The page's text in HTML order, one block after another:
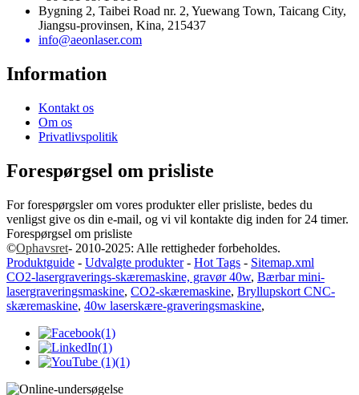
Bygning 2, Taibei Road nr. 2, Yuewang Town, Taicang City,
Jiangsu-provinsen, Kina, 215437
info@aeonlaser.com
Information
Kontakt os
Om os
Privatlivspolitik
Forespørgsel om prisliste
For forespørgsler om vores produkter eller prisliste, bedes du
venligst give os din e-mail, og vi vil kontakte dig inden for 24 timer.
Forespørgsel om prisliste
©Ophavsret- 2010-2025: Alle rettigheder forbeholdes.
Produktguide - Udvalgte produkter- Hot Tags - Sitemap.xml
CO2-lasergraverings-skæremaskine, gravør 40w, Bærbar mini-
lasergraveringsmaskine, CO2-skæremaskine, Bryllupskort CNC-
skæremaskine, 40w laserskære-graveringsmaskine,